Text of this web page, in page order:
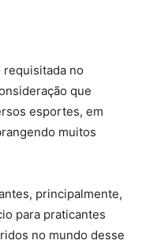
requisitada no
que
esportes, em
muitos
principalmente,
para praticantes
no mundo desse